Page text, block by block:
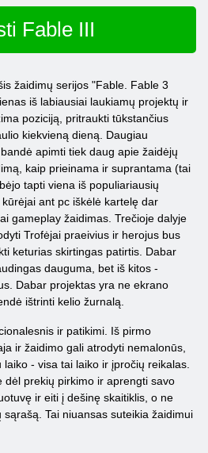
Fable III
žaidimų serijos "Fable. Fable 3
iš labiausiai laukiamų projektų ir
poziciją, pritraukti tūkstančius
kiekvieną dieną. Daugiau
apimti tiek daug apie žaidėjų
kaip prieinama ir suprantama (tai
tapti viena iš populiariausių
ant pc iškėlė kartelę dar
gameplay žaidimas. Trečioje dalyje
Trofėjai praeivius ir herojus bus
keturias skirtingas patirtis. Dabar
dauguma, bet iš kitos -
Dabar projektas yra ne ekrano
ištrinti kelio žurnalą.
ir patikimi. Iš pirmo
ir žaidimo gali atrodyti nemalonūs,
- visa tai laiko ir įpročių reikalas.
dėl prekių pirkimo ir aprengti savo
ir eiti į dešinę skaitiklis, o ne
Tai niuansas suteikia žaidimui